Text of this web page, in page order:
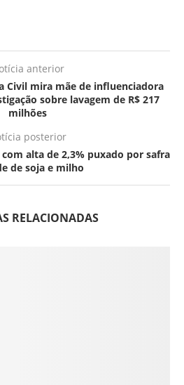
anterior
Civil mira mãe de influenciadora
sobre lavagem de R$ 217
milhões
posterior
com alta de 2,3% puxado por safra
de soja e milho
RELACIONADAS